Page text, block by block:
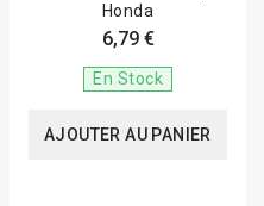
Honda
6,79 €
En Stock
AJOUTER AU PANIER